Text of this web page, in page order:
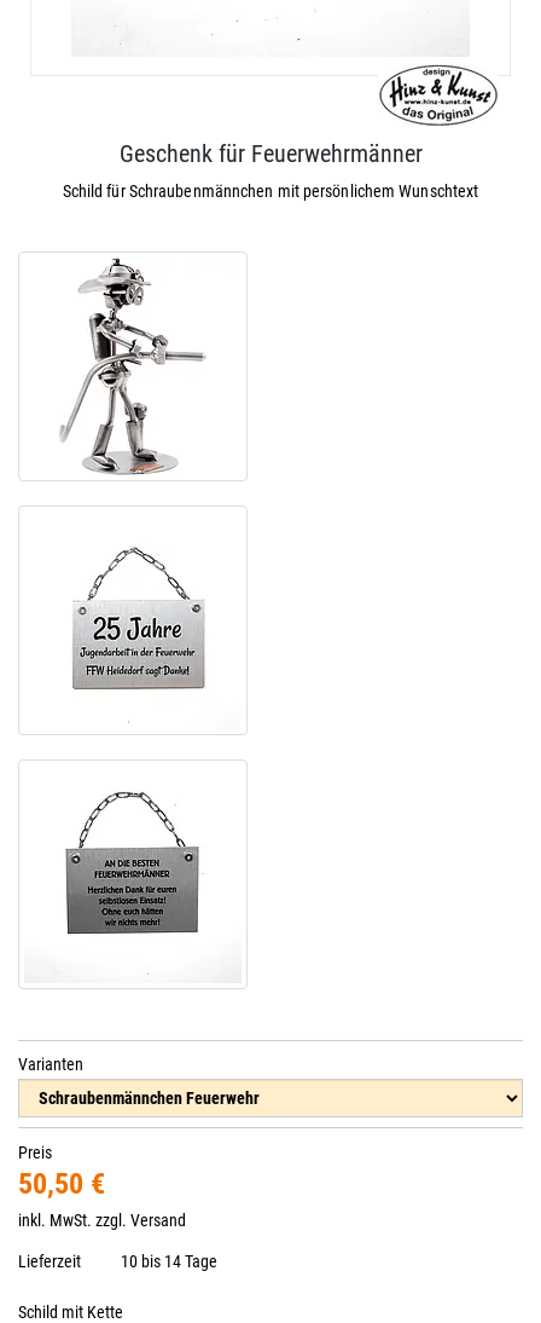
Geschenk für Feuerwehrmänner
Schild für Schraubenmännchen mit persönlichem Wunschtext
Varianten
Preis
50,50 €
inkl. MwSt. zzgl. Versand
Lieferzeit 10 bis 14 Tage
Schild mit Kette